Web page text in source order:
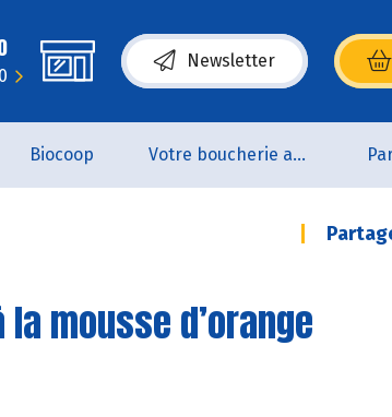
Newsletter
(s’ouvre dans une nouvelle
Biocoop Votre boucherie artisanale 100% bio et Origine France
mousse d’orange